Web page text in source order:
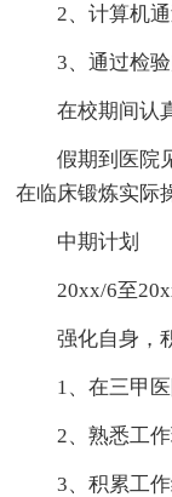
2、计算机
3、通过检
在校期间认
假期到医院
在临床锻炼实际
中期计划
20xx/6至
强化自身，
1、在三甲
2、熟悉工
3、积累工